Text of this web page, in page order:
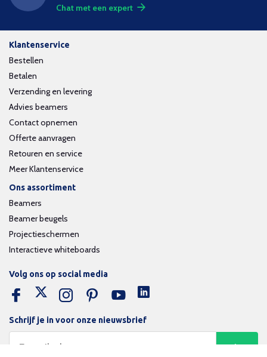
Chat met een expert
Klantenservice
Bestellen
Betalen
Verzending en levering
Advies beamers
Contact opnemen
Offerte aanvragen
Retouren en service
Meer Klantenservice
Ons assortiment
Beamers
Beamer beugels
Projectieschermen
Interactieve whiteboards
Schrijf je in voor onze nieuwsbrief
Volg ons op social media